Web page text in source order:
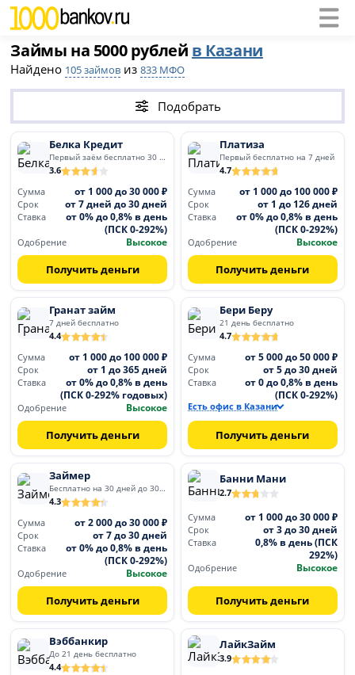
Займы на 5000 рублей в Казани
Найдено 105 займов из833 МФО
Подобрать
Белка Кредит
Первый заём бесплатно 30 дней
3.6
Сумма
от 1 000 до 30 000 ₽
Срок от 7 дней до 30 дней
Ставка
от 0% до 0,8% в день
(ПСК 0-292%)
Одобрение Высокое
Получить деньги
Платиза
Первый бесплатно на 7 дней
4.7
Сумма
от 1 000 до 100 000 ₽
Срок от 1 до 126 дней
Ставка
от 0% до 0,8% в день
(ПСК 0-292%)
Одобрение Высокое
Получить деньги
Гранат займ
7 дней бесплатно
4.4
Сумма
от 1 000 до 100 000 ₽
Срок от 1 до 365 дней
Ставка
от 0% до 0,8% в день
(ПСК 0-292% годовых)
Одобрение Высокое
Получить деньги
Бери Беру
21 день бесплатно
4.7
Сумма
от 5 000 до 50 000 ₽
Срок от 5 до 30 дней
Ставка
от 0 до 0,8% в день
(ПСК 0-292%)
Есть офис в Казани
Получить деньги
Займер
Бесплатно на 30 дней до 30 000
4.3
Сумма
от 2 000 до 30 000 ₽
Срок от 7 до 30 дней
Ставка
от 0% до 0,8% в день
(ПСК 0-292%)
Одобрение Высокое
Получить деньги
Банни Мани
2.7
Сумма от 1 000 до 30 000 ₽
Срок от 3 до 30 дней
Ставка
0,8% в день (ПСК
292%)
Одобрение Высокое
Получить деньги
Вэббанкир
До 21 день бесплатно
4.4
ЛайкЗайм
3.9